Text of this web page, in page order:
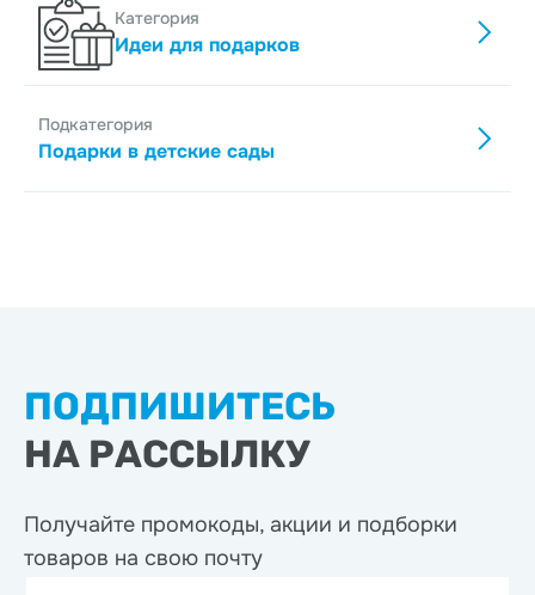
Категория
Идеи для подарков
Подкатегория
Подарки в детские сады
ПОДПИШИТЕСЬ
НА РАССЫЛКУ
Получайте промокоды, акции и подборки
товаров на свою почту